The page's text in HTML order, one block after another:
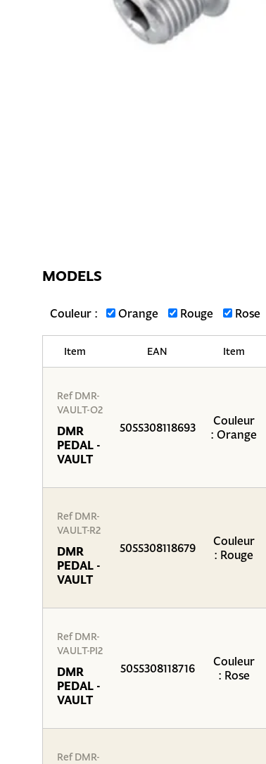
MODELS
Couleur : Orange Rouge Rose
Item EAN Item
Ref DMR-
VAULT-O2
DMR
PEDAL -
VAULT
5055308118693
Couleur
: Orange
Ref DMR-
VAULT-R2
DMR
PEDAL -
VAULT
5055308118679
Couleur
: Rouge
Ref DMR-
VAULT-PI2
DMR
PEDAL -
VAULT
5055308118716
Couleur
: Rose
Ref DMR-